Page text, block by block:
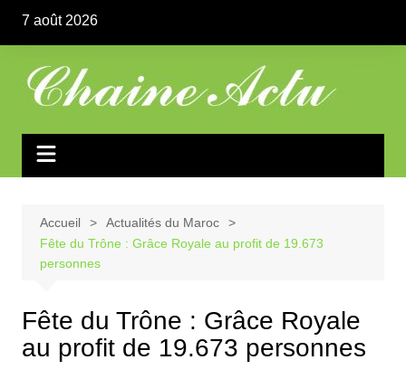
contenu
7 août 2026
Accueil
Actualités du Maroc
Fête du Trône : Grâce Royale au profit de 19.673
personnes
Fête du Trône : Grâce Royale
au profit de 19.673 personnes